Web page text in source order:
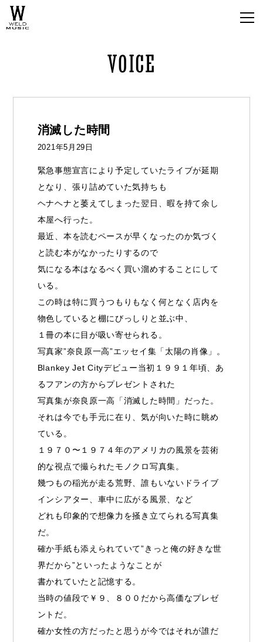
VOICE
消滅した時間
2021年5月29日
緊急事態宣言により予定していたライブが延期
となり、張り詰めていた気持ちも
ヘナヘナと萎えてしまった翌日、暇を持て余し
本屋へ行った。
最近、本を読むペースが早くなったのか気づく
と読む本がなかったりするので
気になる本はなるべく買い溜めすることにして
いる。
この時は特に買うつもりもなく何となく店内を
物色していると棚にびっしりと並ぶ中、
１冊の本に目が吸い寄せられる。
写真家”奈良原一高”エッセイ集「太陽の肖像」。
Blankey Jet Cityデビュー当初１９９１年頃、あ
るフアンの方からプレゼントされた
写真集が奈良原一高「消滅した時間」だった。
それは今でも手元に在り、気が向いた時に眺め
ている。
１９７０〜１９７４年のアメリカの風景を芸術
的な視点で撮られたモノクロ写真集。
幾つもの稲光が走る荒野、誰もいないドライブ
インシアター、車中に広がる風景、など
どれも印象的で想像力を掻き立てられる写真集
だ。
確か手紙も添えられていて”きっと俺の好きな世
界だから”といったようなことが
書かれていたと記憶する。
当時の値段で￥９、８００だから高価なプレゼ
ントだ。
確か女性の方だったと思うが今ではそれが誰だ